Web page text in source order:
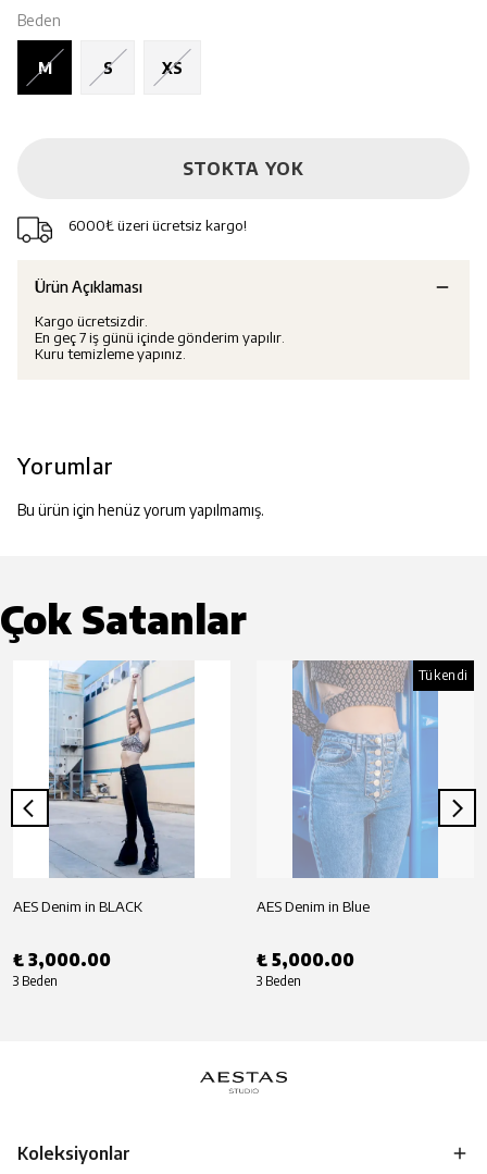
Beden
M S XS
STOKTA YOK
6000₺ üzeri ücretsiz kargo!
Ürün Açıklaması
Kargo ücretsizdir.
En geç 7 iş günü içinde gönderim yapılır.
Kuru temizleme yapınız.
Yorumlar
Bu ürün için henüz yorum yapılmamış.
Çok Satanlar
AES Denim in BLACK
₺ 3,000.00
3 Beden
Tükendi
AES Denim in Blue
₺ 5,000.00
3 Beden
Koleksiyonlar